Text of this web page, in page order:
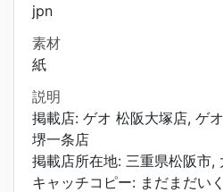
jpn
素材
紙
説明
掲載店: ゲオ 松阪大塚店, ゲ
堺一条店
掲載店所在地: 三重県松阪市,
キャッチコピー: まだまだい